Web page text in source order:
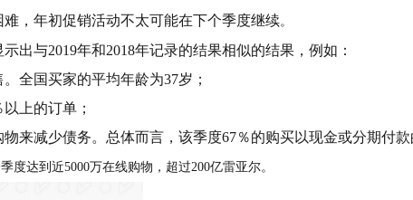
，年初促销活动不太可能在下个季度继续。
出与2019年和2018年记录的结果相似的结果，例如：
全国买家的平均年龄为37岁；
上的订单；
来减少债务。总体而言，该季度67％的购买以现金或分期付款
度达到近5000万在线购物，超过200亿雷亚尔。